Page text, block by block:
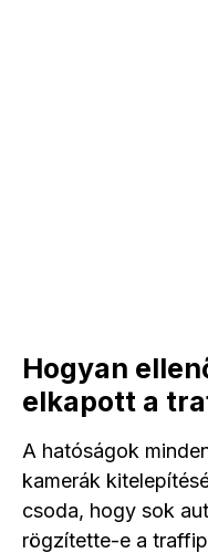
Hogyan
elkapott a
A hatóságok
kamerák
csoda, hogy sok
rögzítette-e a